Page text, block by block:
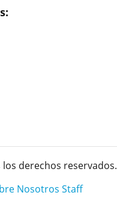
los derechos reservados.
Nosotros Staff